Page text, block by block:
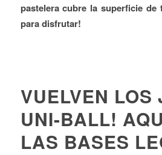
pastelera cubre la superficie de
para disfrutar!
VUELVEN LOS
UNI-BALL!
LAS BASES